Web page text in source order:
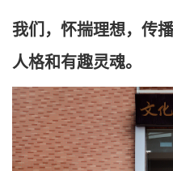
我们，怀揣理想，传
人格和有趣灵魂。